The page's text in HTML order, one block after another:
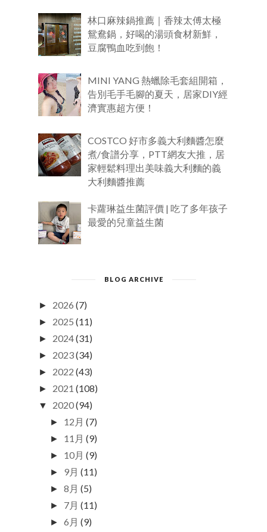
林口麻辣鍋推薦｜香辣太傅太極
鴛鴦鍋，好喝的湯頭食材新鮮，
豆腐鴨血吃到飽！
MINI YANG 熱蠟除毛套組開箱，
告別毛手毛腳的夏天，居家DIY經
濟實惠超方便！
COSTCO 好市多義大利麵醬怎麼
煮/食譜分享，PTT網友大推，居
家輕鬆料理出美味義大利麵的義
大利麵醬推薦
卡蘿琳益生菌評價 | 吃了多年孩子
最愛的兒童益生菌
BLOG ARCHIVE
► 2026 (7)
► 2025 (11)
► 2024(31)
► 2023(34)
► 2022 (43)
► 2021 (108)
▼ 2020(94)
► 12月 (7)
► 11月 (9)
► 10月 (9)
► 9月 (11)
►8月 (5)
► 7月 (11)
►6月 (9)